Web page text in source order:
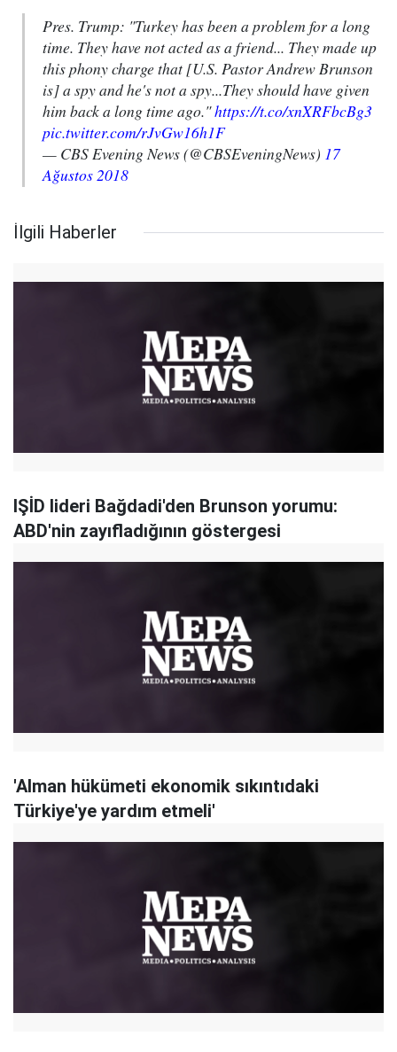
Pres. Trump: "Turkey has been a problem for a long
time. They have not acted as a friend... They made up
this phony charge that [U.S. Pastor Andrew Brunson
is] a spy and he's not a spy...They should have given
him back a long time ago."https://t.co/xnXRFbcBg3
pic.twitter.com/rJvGw16h1F
— CBS Evening News (@CBSEveningNews) 17
Ağustos 2018
İlgili Haberler
IŞİD lideri Bağdadi'den Brunson yorumu:
ABD'nin zayıfladığının göstergesi
'Alman hükümeti ekonomik sıkıntıdaki
Türkiye'ye yardım etmeli'